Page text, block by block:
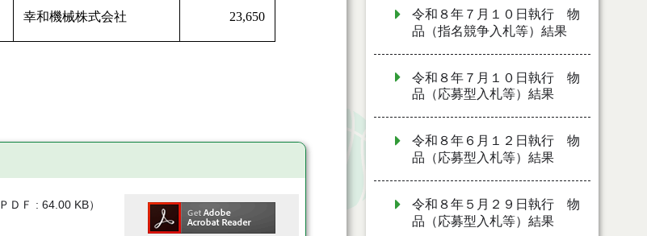
幸和機械株式会社 23,650
ＰＤＦ 64.00 KB）
令和８年７月１０日執行 物
品（指名競争入札等）結果
令和８年７月１０日執行 物
品（応募型入札等）結果
令和８年６月１２日執行 物
品（応募型入札等）結果
令和８年５月２９日執行 物
品（応募型入札等）結果